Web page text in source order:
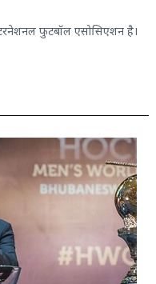
फुटबॉल एसोसिएशन है।